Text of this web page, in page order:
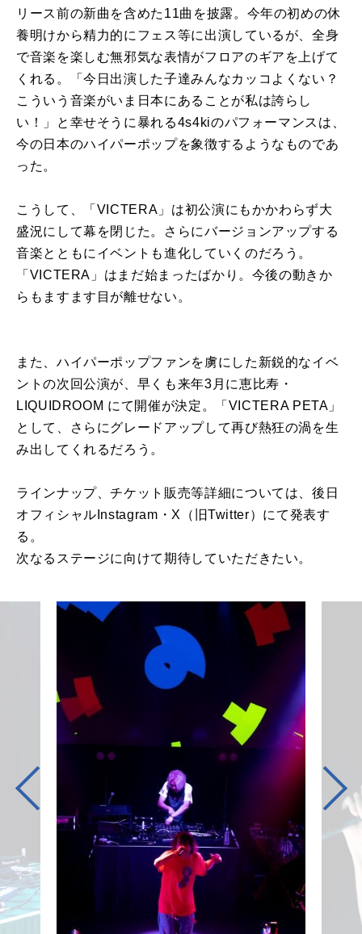
リース前の新曲を含めた11曲を披露。今年の初めの休
養明けから精力的にフェス等に出演しているが、全身
で音楽を楽しむ無邪気な表情がフロアのギアを上げて
くれる。「今日出演した子達みんなカッコよくない？
こういう音楽がいま日本にあることが私は誇らし
い！」と幸せそうに暴れる4s4kiのパフォーマンスは、
今の日本のハイパーポップを象徴するようなものであ
った。
こうして、「VICTERA」は初公演にもかかわらず大
盛況にして幕を閉じた。さらにバージョンアップする
音楽とともにイベントも進化していくのだろう。
「VICTERA」はまだ始まったばかり。今後の動きか
らもますます目が離せない。
また、ハイパーポップファンを虜にした新鋭的なイベ
ントの次回公演が、早くも来年3月に恵比寿・
LIQUIDROOM にて開催が決定。「VICTERA PETA」
として、さらにグレードアップして再び熱狂の渦を生
み出してくれるだろう。
ラインナップ、チケット販売等詳細については、後日
オフィシャルInstagram・X（旧Twitter）にて発表す
る。
次なるステージに向けて期待していただきたい。